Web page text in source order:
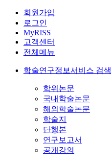
회원가입
로그인
MyRISS
고객센터
전체메뉴
학술연구정보서비스 검색
학위논문
국내학술논문
해외학술논문
학술지
단행본
연구보고서
공개강의